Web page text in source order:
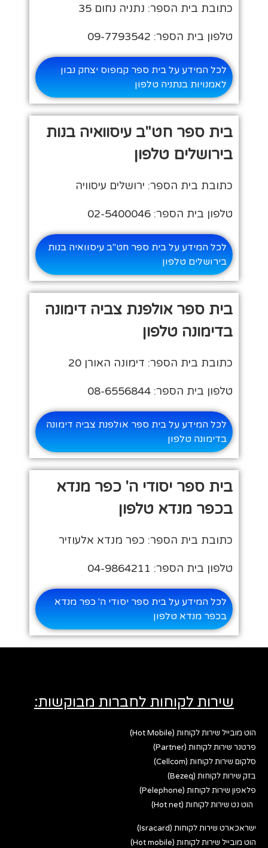
כתובת בית הספר: נתניה נחום 35
טלפון בית הספר: 09-7793542
לכל המידע על בית ספר קמפוס יצחק נבון
לאמנויות בנתניה טלפון
בית ספר חט"ב עיסוואיה בנות
בירושלים טלפון
כתובת בית הספר: ירושלים עיסוויה
טלפון בית הספר: 02-5400046
לכל המידע על בית ספר חט"ב עיסוואיה בנות
בירושלים טלפון
בית ספר אולפנת צביה דימונה
בדימונה טלפון
כתובת בית הספר: דימונה האורן 20
טלפון בית הספר: 08-6556844
לכל המידע על בית ספר אולפנת צביה דימונה
בדימונה טלפון
בית ספר יסודי ה' כפר מנדא
בכפר מנדא טלפון
כתובת בית הספר: כפר מנדא אלעוזיר
טלפון בית הספר: 04-9864211
לכל המידע על בית ספר יסודי ה' כפר מנדא
בכפר מנדא טלפון
שירות לקוחות לחברות מבוקשות:
הוט מובייל שירות לקוחות (Hot Mobile)
פרטנר שירות לקוחות (Partner)
סלקום שירות לקוחות (Cellcom)
בזק שירות לקוחות (Bezeq)
פלאפון שירות לקוחות (Pelephone)
הוט נט שירות לקוחות (Hot net)
ישראכארט שירות לקוחות (Isracard)
הוט מובייל שירות לקוחות (Hot mobile)